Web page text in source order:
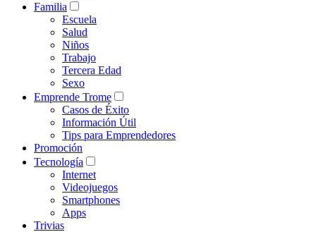
Familia
Escuela
Salud
Niños
Trabajo
Tercera Edad
Sexo
Emprende Trome
Casos de Éxito
Información Útil
Tips para Emprendedores
Promoción
Tecnología
Internet
Videojuegos
Smartphones
Apps
Trivias